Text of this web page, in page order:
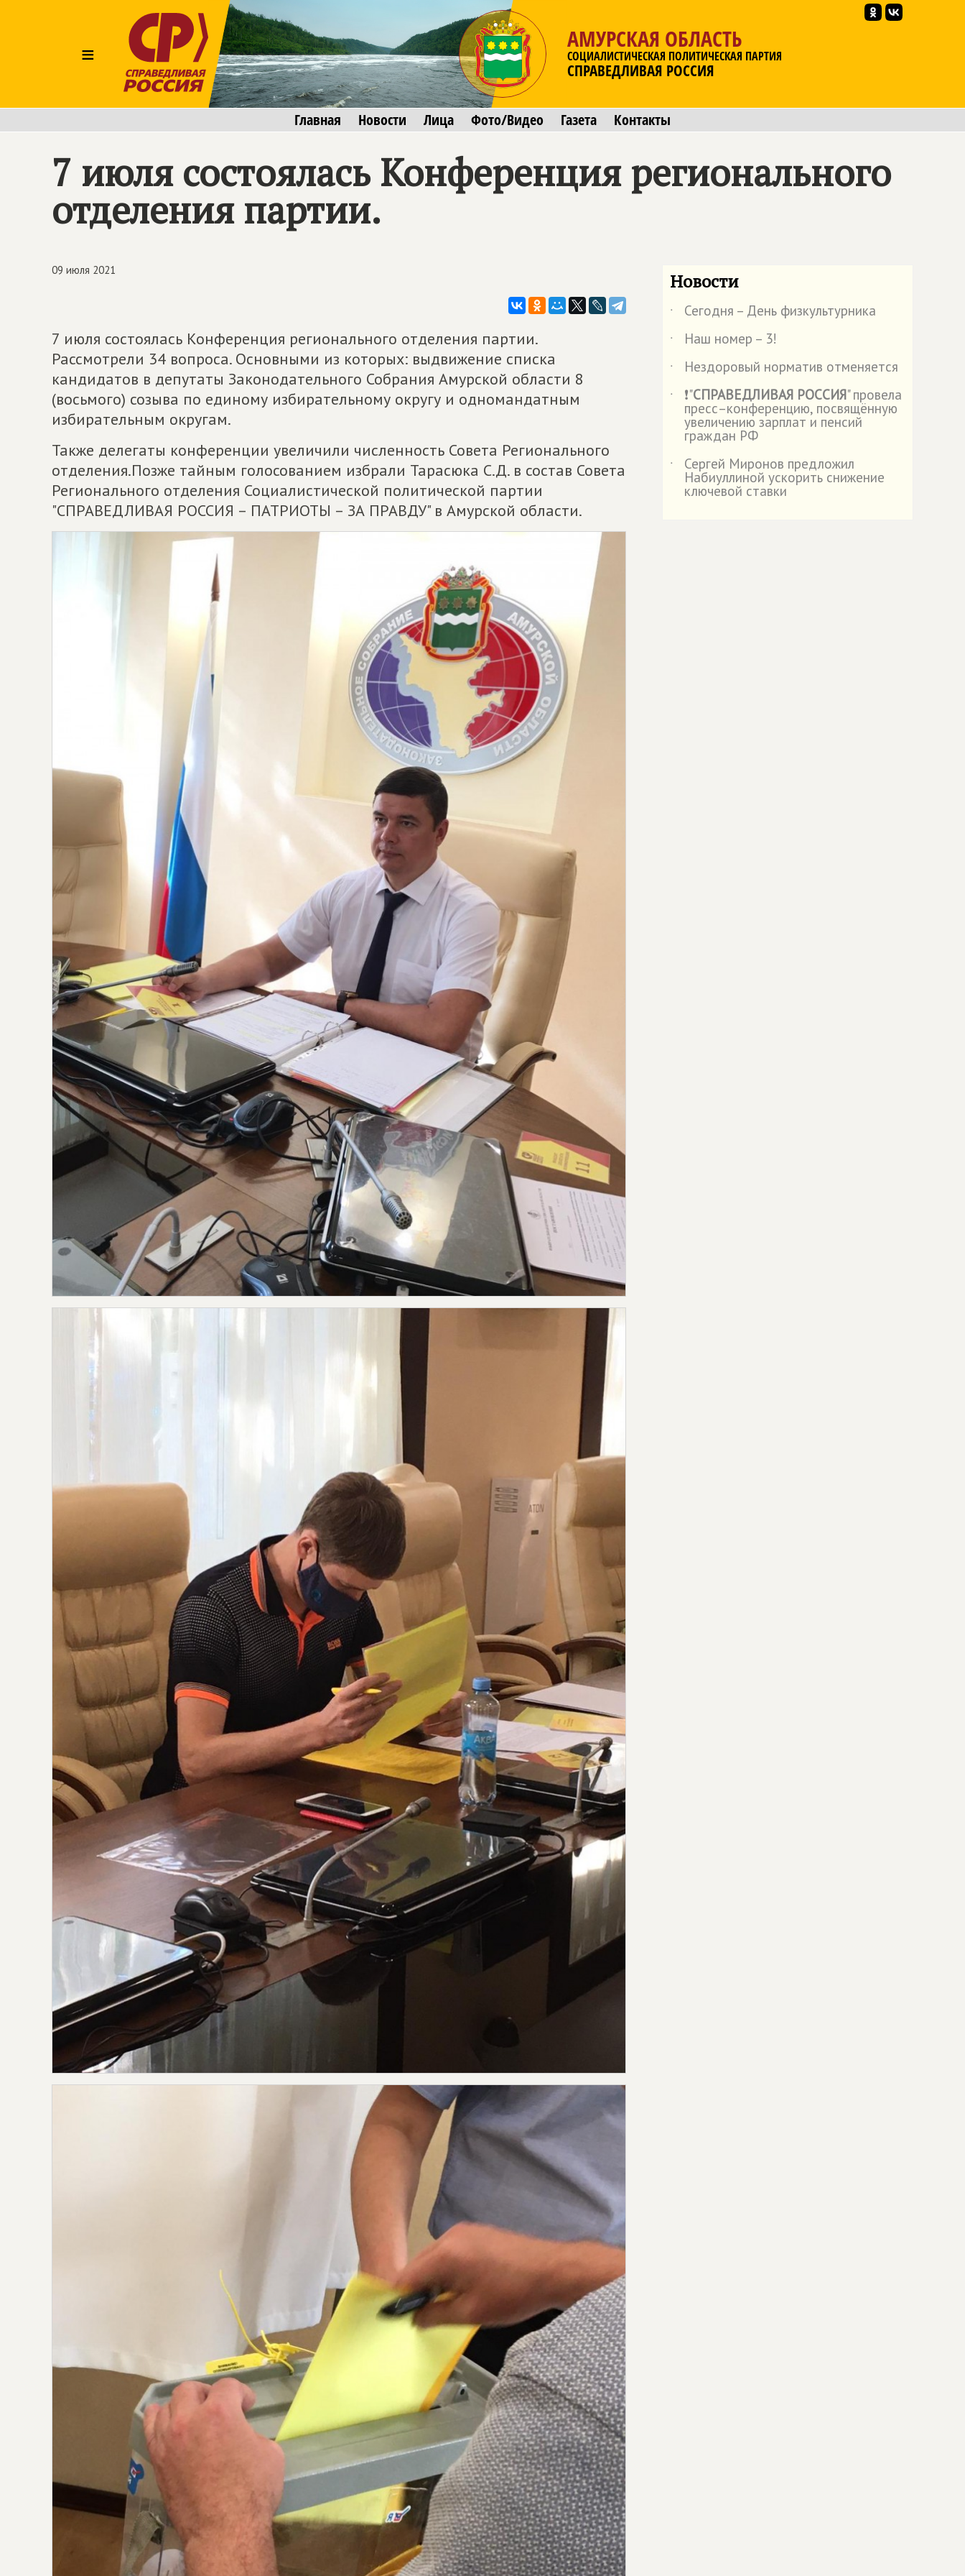
≡
АМУРСКАЯ ОБЛАСТЬ
СОЦИАЛИСТИЧЕСКАЯ ПОЛИТИЧЕСКАЯ ПАРТИЯ
СПРАВЕДЛИВАЯ РОССИЯ
Главная Новости Лица Фото/Видео Газета Контакты
7 июля состоялась Конференция регионального
отделения партии.
09 июля 2021
7 июля состоялась Конференция регионального отделения партии.
Рассмотрели 34 вопроса. Основными из которых: выдвижение списка
кандидатов в депутаты Законодательного Собрания Амурской области 8
(восьмого) созыва по единому избирательному округу и одномандатным
избирательным округам.
Также делегаты конференции увеличили численность Совета Регионального
отделения.Позже тайным голосованием избрали Тарасюка С.Д. в состав Совета
Регионального отделения Социалистической политической партии
"СПРАВЕДЛИВАЯ РОССИЯ – ПАТРИОТЫ – ЗА ПРАВДУ" в Амурской области.
Новости
˙
Сегодня – День физкультурника
˙
Наш номер – 3!
˙
Нездоровый норматив отменяется
˙
❗"СПРАВЕДЛИВАЯ РОССИЯ" провела
пресс–конференцию, посвящённую
увеличению зарплат и пенсий
граждан РФ
˙
Сергей Миронов предложил
Набиуллиной ускорить снижение
ключевой ставки